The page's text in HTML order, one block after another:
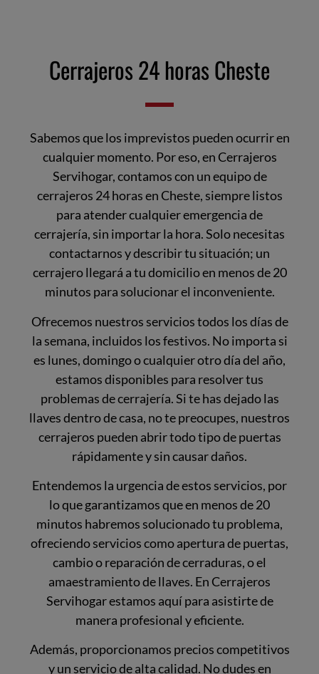
Cerrajeros 24 horas Cheste
Sabemos que los imprevistos pueden ocurrir en
cualquier momento. Por eso, en Cerrajeros
Servihogar, contamos con un equipo de
cerrajeros 24 horas en Cheste, siempre listos
para atender cualquier emergencia de
cerrajería, sin importar la hora. Solo necesitas
contactarnos y describir tu situación; un
cerrajero llegará a tu domicilio en menos de 20
minutos para solucionar el inconveniente.
Ofrecemos nuestros servicios todos los días de
la semana, incluidos los festivos. No importa si
es lunes, domingo o cualquier otro día del año,
estamos disponibles para resolver tus
problemas de cerrajería. Si te has dejado las
llaves dentro de casa, no te preocupes, nuestros
cerrajeros pueden abrir todo tipo de puertas
rápidamente y sin causar daños.
Entendemos la urgencia de estos servicios, por
lo que garantizamos que en menos de 20
minutos habremos solucionado tu problema,
ofreciendo servicios como apertura de puertas,
cambio o reparación de cerraduras, o el
amaestramiento de llaves. En Cerrajeros
Servihogar estamos aquí para asistirte de
manera profesional y eficiente.
Además, proporcionamos precios competitivos
y un servicio de alta calidad. No dudes en